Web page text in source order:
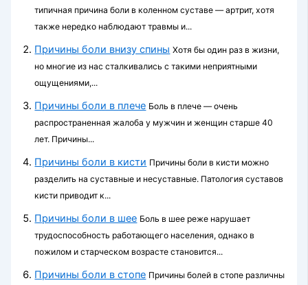
типичная причина боли в коленном суставе — артрит, хотя
также нередко наблюдают травмы и...
Причины боли внизу спины Хотя бы один раз в жизни,
но многие из нас сталкивались с такими неприятными
ощущениями,...
Причины боли в плече Боль в плече — очень
распространенная жало­ба у мужчин и женщин старше 40
лет. Причины...
Причины боли в кисти Причины боли в кисти можно
разделить на суставные и несуставные. Патология суставов
кисти приводит к...
Причины боли в шее Боль в шее реже нарушает
трудоспособность рабо­тающего населения, однако в
пожилом и стар­ческом возрасте становится...
Причины боли в стопе Причины болей в стопе различны